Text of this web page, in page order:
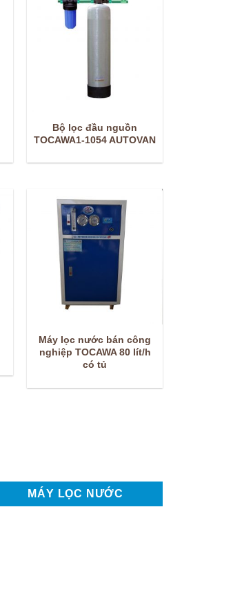
Bộ lọc đầu nguồn
TOCAWA1-1054 AUTOVAN
Máy lọc nước bán công
nghiệp TOCAWA 80 lít/h
có tủ
MÁY LỌC NƯỚC